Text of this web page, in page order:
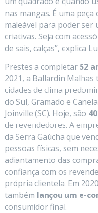
nas mangas. É uma
maleável para poder ser
criativas. Seja com
de sais, calças”, explica
Prestes a completar 52
2021, a Ballardin Malhas
cidades de clima
do Sul, Gramado e
Joinville (SC). Hoje, são
de revendedores. A
da Serra Gaúcha que
pessoas físicas, sem
adiantamento das
confiança com os
própria clientela. Em
também lançou um e-
consumidor final.